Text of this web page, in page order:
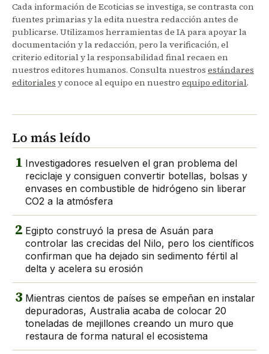
Cada información de Ecoticias se investiga, se contrasta con
fuentes primarias y la edita nuestra redacción antes de
publicarse. Utilizamos herramientas de IA para apoyar la
documentación y la redacción, pero la verificación, el
criterio editorial y la responsabilidad final recaen en
nuestros editores humanos. Consulta nuestros estándares
editoriales y conoce al equipo en nuestro equipo editorial.
Lo más leído
1 Investigadores resuelven el gran problema del
reciclaje y consiguen convertir botellas, bolsas y
envases en combustible de hidrógeno sin liberar
CO2 a la atmósfera
2 Egipto construyó la presa de Asuán para
controlar las crecidas del Nilo, pero los científicos
confirman que ha dejado sin sedimento fértil al
delta y acelera su erosión
3 Mientras cientos de países se empeñan en instalar
depuradoras, Australia acaba de colocar 20
toneladas de mejillones creando un muro que
restaura de forma natural el ecosistema